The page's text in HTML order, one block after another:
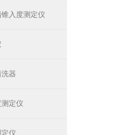
入度测定仪
器
定仪
仪